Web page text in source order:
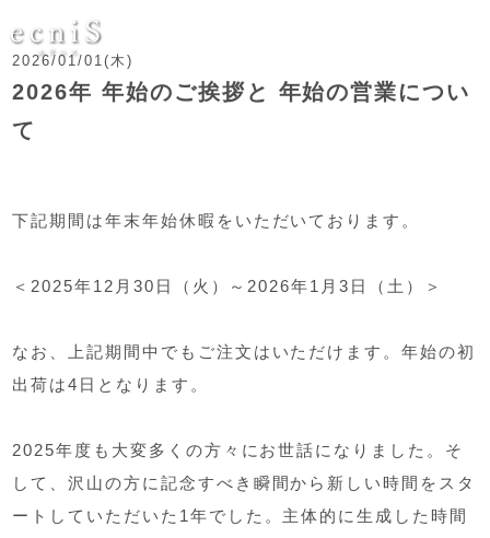
2026/01/01(木)
2026年 年始のご挨拶と 年始の営業につい
て
下記期間は年末年始休暇をいただいております。
＜2025年12月30日（火）～2026年1月3日（土）＞
なお、上記期間中でもご注文はいただけます。年始の初
出荷は4日となります。
2025年度も大変多くの方々にお世話になりました。そ
して、沢山の方に記念すべき瞬間から新しい時間をスタ
ートしていただいた1年でした。主体的に生成した時間